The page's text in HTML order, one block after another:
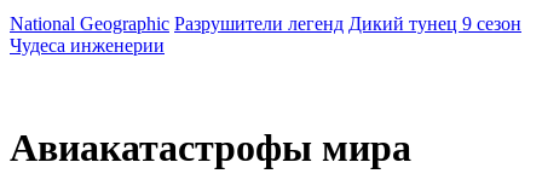
National Geographic Разрушители легенд Дикий тунец 9 сезон
Чудеса инженерии
Авиакатастрофы мира